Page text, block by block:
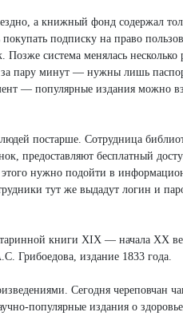
а книжный фонд содержал
подписку на право
система менялась несколько
пару минут — нужны лишь
— популярные издания можно
постарше. Сотрудница
предоставляют бесплатный
нужно подойти в
тут же выдадут логин и
книги ХIХ — начала ХХ
Грибоедова, издание 1833 года.
Сегодня череповчан
популярные издания о